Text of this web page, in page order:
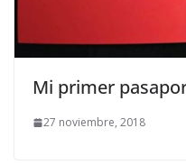
Mi primer
27 noviembre, 2018